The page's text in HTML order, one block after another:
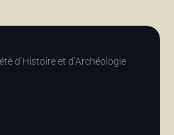
d’Histoire et d’Archéologie